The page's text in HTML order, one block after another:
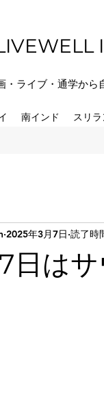
・ライブ・通学か
南インド スリラ
日は
2025年3月7日 読了時